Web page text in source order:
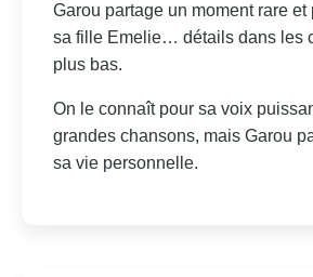
Garou partage un moment rare
sa fille Emelie… détails dans les
plus bas.
On le connaît pour sa voix
grandes chansons, mais Garou
sa vie personnelle.